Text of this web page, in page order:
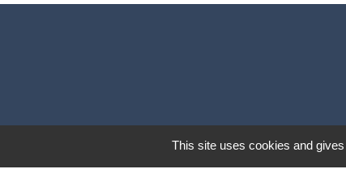
This site uses cookies and